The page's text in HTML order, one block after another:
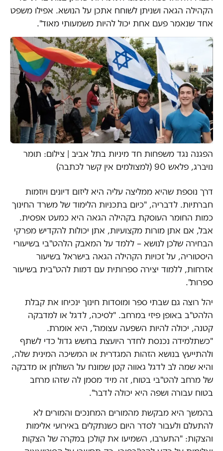
הקהילה הגאה ושניתן לשוחח אתכן על הנושא. אפילו משפט
אחד שנאמר פעם אחת יכול להיות משמעותי מאוד".
הפגנה נגד משפחות חד מיניות בתל אביב | צילום: תומר
נויברג, פלאש 90 (למצולמים אין קשר לכתבה)
דרך נוספת שהיא ממליצה עליה היא ליזום דיונים ויוזמות
חברתיות. לדבריה, "כיום בתכניות הלימוד של משרד החינוך
כמות החומר העוסקת בקהילה הגאה היא כמעט אפסית.
אבל, אם אתן מורות מקצועיות, אתן יכולות להקדיש מפרקי
הבחירה שלכן לנושא – ללמד על המאבק הלהט"בי בשיעורי
היסטוריה, על זכויות הקהילה הגאה בישראל בשיעור
אזרחות, ללמוד יצירה ספרותית עם דמות להט"בית בשיעור
ספרות".
יהל רוצה גם שבתי ספר ומוסדות חינוך ינכיחו את קבלת
הלהט"ב באופן פיזי במרחב. "לסיכה, לדגל או למדבקה
קטנה, יכולה להיות השפעה עצומה", היא אומרת.
"כשתלמידה נכנסת לחדר היועצת בחשש גדול כדי לשתף
ולהתייעץ בנושא הזהות המגדרית או המשיכה המינית שלה,
והיא שמה לב לדגל גאווה קטן שמונח על השולחן או מדבקה
של מרחב להט"בי בטוח, זה מיד מסמן לה שזהו מרחב
בטוח עבורה ושפה היא יכולה לדבר".
בהמשך היא מבקשת מהמורים המחנכים והמורים לא
להתעלם ולעבור לסדר היום כשנתקלים באירועי אלימות
והצקות: "התערבו, השמיעו את קולכן במקרה של הצקות